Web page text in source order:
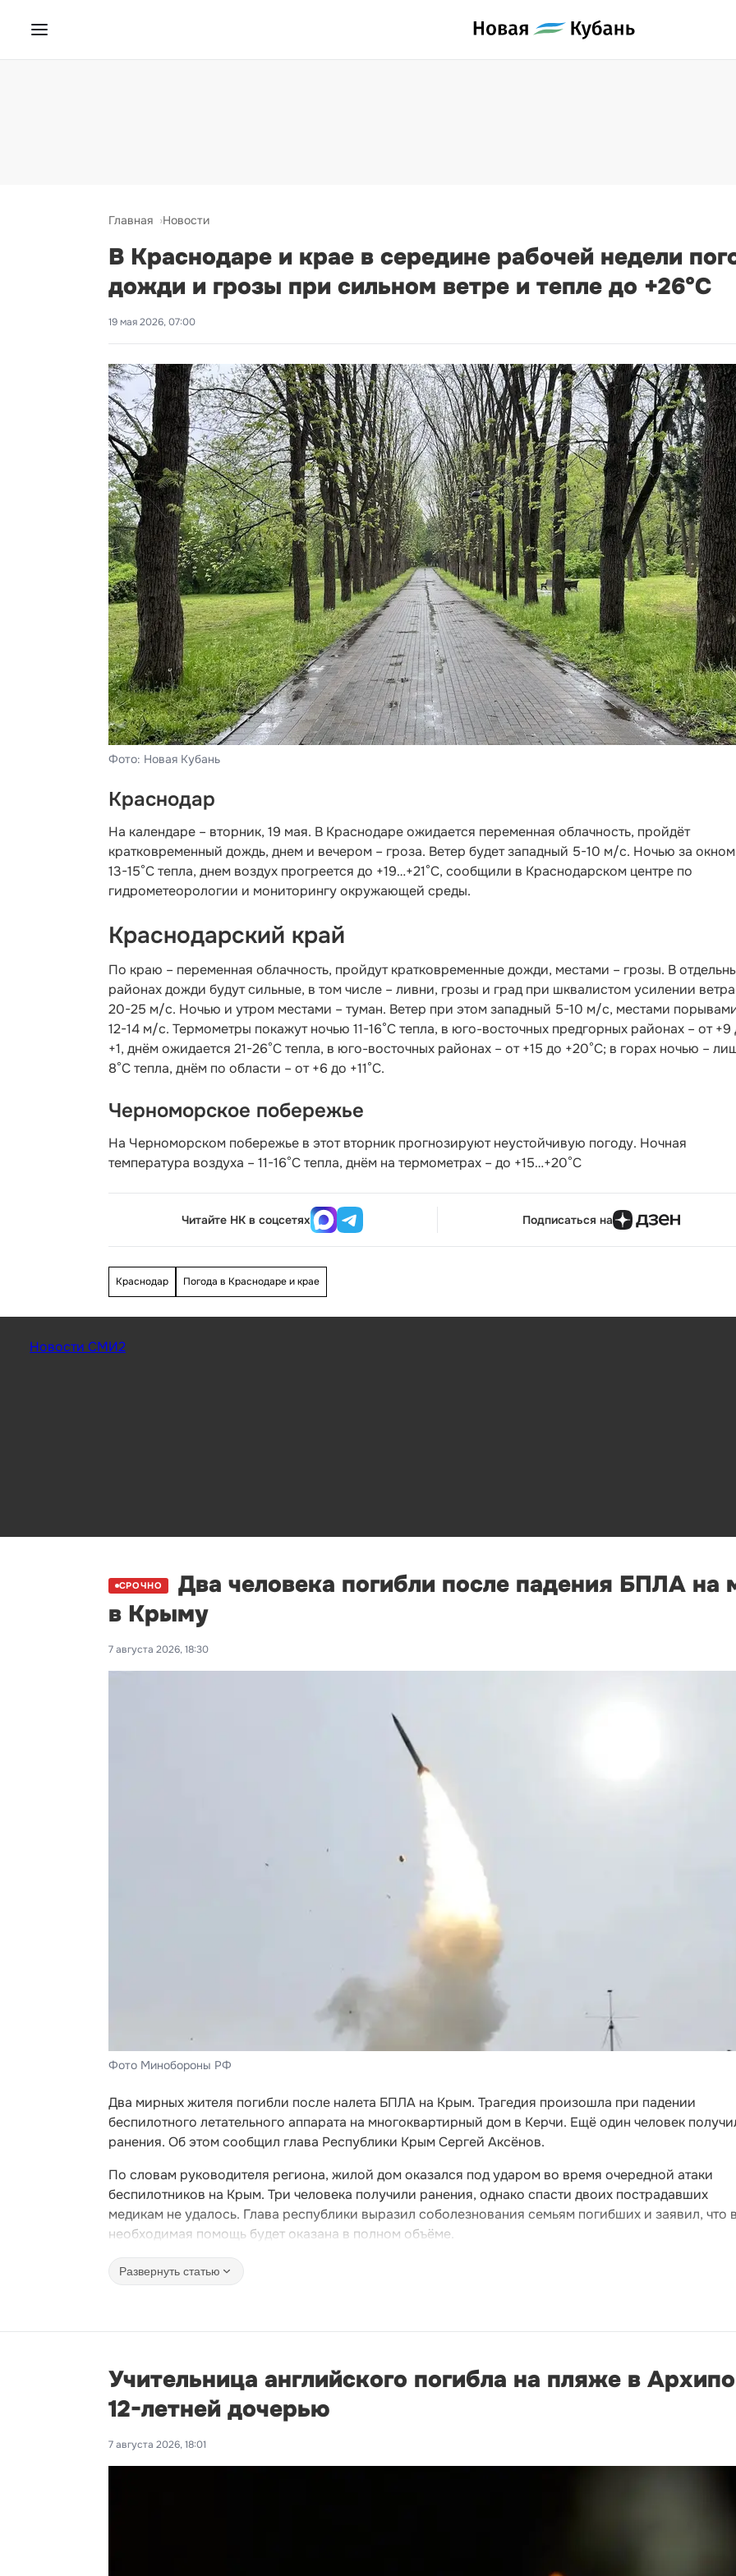
Главная Новости
В Краснодаре и крае в середине рабочей недели
дожди и грозы при сильном ветре и тепле до +26°С
19 мая 2026, 07:00
Фото: Новая Кубань
Краснодар
На календаре – вторник, 19 мая. В Краснодаре ожидается переменная облачность, пройдёт
кратковременный дождь, днем и вечером – гроза. Ветер будет западный 5-10 м/с. Ночью за
13-15°С тепла, днем воздух прогреется до +19…+21°С, сообщили в Краснодарском центре по
гидрометеорологии и мониторингу окружающей среды.
Краснодарский край
По краю – переменная облачность, пройдут кратковременные дожди, местами – грозы. В
районах дожди будут сильные, в том числе – ливни, грозы и град при шквалистом усилении
20-25 м/с. Ночью и утром местами – туман. Ветер при этом западный 5-10 м/с, местами
12-14 м/с. Термометры покажут ночью 11-16°С тепла, в юго-восточных предгорных районах – от +9
+1, днём ожидается 21-26°С тепла, в юго-восточных районах – от +15 до +20°С; в горах ночью –
8°С тепла, днём по области – от +6 до +11°С.
Черноморское побережье
На Черноморском побережье в этот вторник прогнозируют неустойчивую погоду. Ночная
температура воздуха – 11-16°С тепла, днём на термометрах – до +15…+20°С
Читайте НК в соцсетях Подписаться на
Краснодар Погода в Краснодаре и крае
Новости СМИ2
СРОЧНО
Два человека погибли после падения БПЛА на
в Крыму
7 августа 2026, 18:30
Фото Минобороны РФ
Два мирных жителя погибли после налета БПЛА на Крым. Трагедия произошла при падении
беспилотного летательного аппарата на многоквартирный дом в Керчи. Ещё один человек
ранения. Об этом сообщил глава Республики Крым Сергей Аксёнов.
По словам руководителя региона, жилой дом оказался под ударом во время очередной атаки
беспилотников на Крым. Три человека получили ранения, однако спасти двоих пострадавших
медикам не удалось. Глава республики выразил соболезнования семьям погибших и заявил, что
необходимая помощь будет оказана в полном объёме.
Развернуть статью
Учительница английского погибла на пляже в
12-летней дочерью
7 августа 2026, 18:01